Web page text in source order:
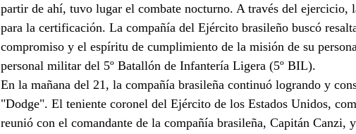
partir de ahí, tuvo lugar el combate nocturno. A través del ejercicio,
para la certificación. La compañía del Ejército brasileño buscó
compromiso y el espíritu de cumplimiento de la misión de su
personal militar del 5º Batallón de Infantería Ligera (5º BIL).
En la mañana del 21, la compañía brasileña continuó logrando y
"Dodge". El teniente coronel del Ejército de los Estados Unidos,
reunió con el comandante de la compañía brasileña, Capitán Canzi,